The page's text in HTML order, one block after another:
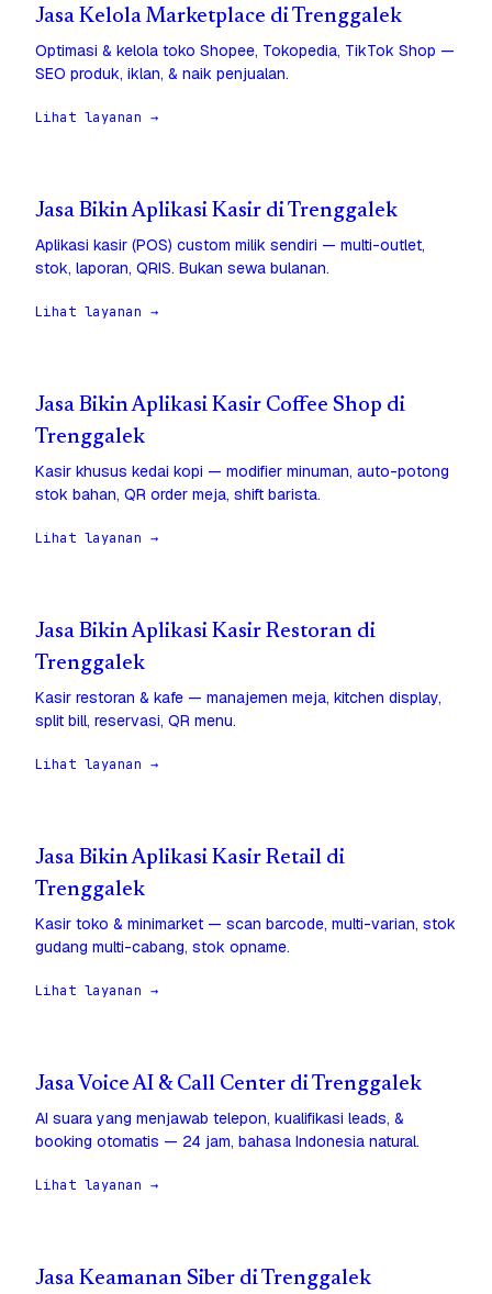
Jasa Kelola Marketplace di Trenggalek
Optimasi & kelola toko Shopee, Tokopedia, TikTok Shop —
SEO produk, iklan, & naik penjualan.
Lihat layanan →
Jasa Bikin Aplikasi Kasir di Trenggalek
Aplikasi kasir (POS) custom milik sendiri — multi-outlet,
stok, laporan, QRIS. Bukan sewa bulanan.
Lihat layanan →
Jasa Bikin Aplikasi Kasir Coffee Shop di
Trenggalek
Kasir khusus kedai kopi — modifier minuman, auto-potong
stok bahan, QR order meja, shift barista.
Lihat layanan →
Jasa Bikin Aplikasi Kasir Restoran di
Trenggalek
Kasir restoran & kafe — manajemen meja, kitchen display,
split bill, reservasi, QR menu.
Lihat layanan →
Jasa Bikin Aplikasi Kasir Retail di
Trenggalek
Kasir toko & minimarket — scan barcode, multi-varian, stok
gudang multi-cabang, stok opname.
Lihat layanan →
Jasa Voice AI & Call Center di Trenggalek
AI suara yang menjawab telepon, kualifikasi leads, &
booking otomatis — 24 jam, bahasa Indonesia natural.
Lihat layanan →
Jasa Keamanan Siber di Trenggalek